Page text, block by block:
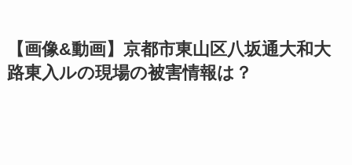
【画像&動画】京都市東山区八坂通大和大
路東入ルの現場の被害情報は？